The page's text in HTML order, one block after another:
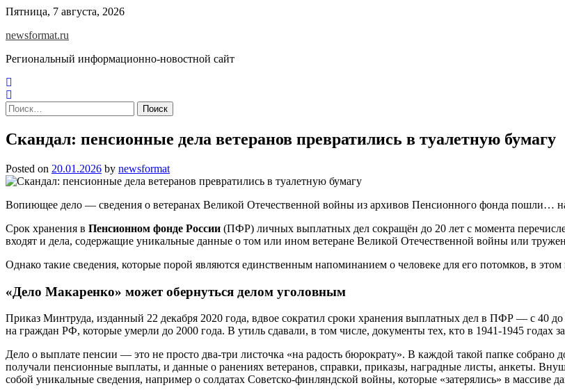
Skip
content
Пятница, 7 августа, 2026
newsformat.ru
Региональный информационно-новостной сайт
Найти:
Скандал: пенсионные дела ветеранов превратились в туалетную бумагу
Posted on 20.01.2026 by newsformat
Вопиющее дело — сведения о ветеранах Великой Отечественной войны из архивов Пенсионного фонда пошли…
Срок хранения в Пенсионном фонде России (ПФР) личных выплатных дел сокращён до 20 лет с момента
входят и дела, содержащие уникальные данные о том или ином ветеране Великой Отечественной войны или
Однако такие сведения, которые порой являются единственным напоминанием о человеке для его потомков, в
«Дело Макаренко» может обернуться делом уголовным
Приказ Минтруда, изданный 22 декабря 2020 года, вдвое сократил сроки хранения выплатных дел в ПФР — с 40
на граждан РФ, которые умерли до 2000 года. В утиль сдавали, в том числе, документы тех, кто в 1941-1945 годах
Дело о выплате пенсии — это не просто два-три листочка «на радость бюрократу». В каждой такой папке
получали пенсионные выплаты, и данные о ранениях ветеранов, справки, приказы, наградные листы, анкеты.
собой уникальные сведения, например о солдатах Советско-финляндской войны, которые «затерялись» в массиве